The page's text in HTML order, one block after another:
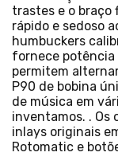
trastes e o braço
rápido e sedoso
humbuckers
fornece potência
permitem
P90 de bobina
de música em
inventamos. . Os
inlays originais
Rotomatic e